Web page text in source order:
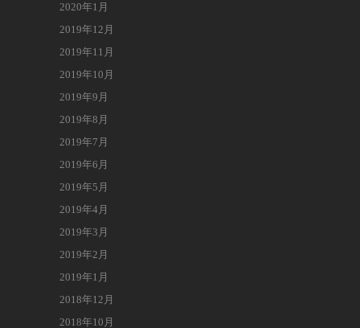
2020年1月
2019年12月
2019年11月
2019年10月
2019年9月
2019年8月
2019年7月
2019年6月
2019年5月
2019年4月
2019年3月
2019年2月
2019年1月
2018年12月
2018年10月